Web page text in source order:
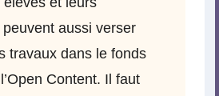
aussi verser
travaux dans le fonds
Content. Il faut